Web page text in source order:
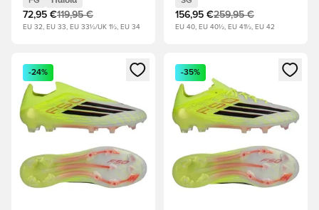
72,95 €119,95 €
EU 32, EU 33, EU 33½/UK 1½, EU 34
156,95 €259,95 €
EU 40, EU 40½, EU 41½, EU 42
Ανοίγει ένα Modal για να συνδεθείτε ή να εγγραφείτε ως
-24%
Ανοίγει ένα Modal για να
-35%